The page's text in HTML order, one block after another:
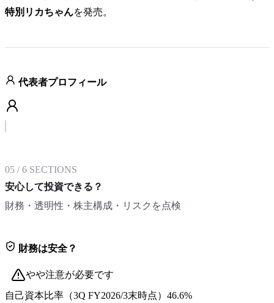
特別リカちゃんを発売。
代表者プロフィール
05 /6 SECTIONS
安心して投資できる？
財務・透明性・株主構成・リスクを点検
財務は安全？
やや注意が必要です
自己資本比率 （3Q FY2026/3末時点） 46.6%